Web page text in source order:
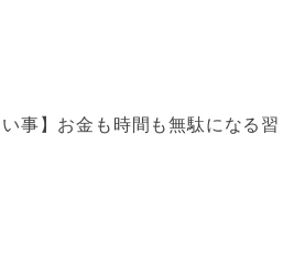
事】お金も時間も無駄になる習